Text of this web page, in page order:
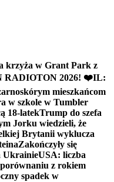
krzyża w Grant Park z
RADIOTON 2026! ❤️IL:
mieszkańcom
w szkole w Tumbler
18-latekTrump do szefa
Jorku wiedzieli, że
Brytanii wyklucza
Zakończyły się
UkrainieUSA: liczba
z rokiem
spadek w